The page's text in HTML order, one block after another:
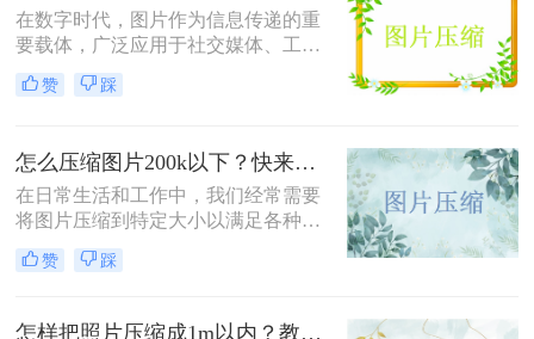
在数字时代，图片作为信息传递的重
要载体，广泛应用于社交媒体、工作
文档、在线购物等多个领域。然而，
高清图片往往伴随着庞大的文件体
率。无论是制作PPT、上传电商商品
图，还是发送邮件附件，压缩图片已
成为一项必备技能。那么怎么把图片
压缩小一点呢？本文从压缩效果、操
作难度、处理速度、隐私安全四个维
实际需求快速做出选择。
赞 踩
怎么压缩图片200k以下？快来试试这4种压缩方法!！
在日常生活和工作中，我们经常需要
将图片压缩到特定大小以满足各种需
求，比如上传至社交媒体、发送电子
邮件或存储到移动设备中。那么怎么
种将图片压缩到200K以下的实用方
赞 踩
怎样把照片压缩成1m以内？教你四种实用的压缩方法！